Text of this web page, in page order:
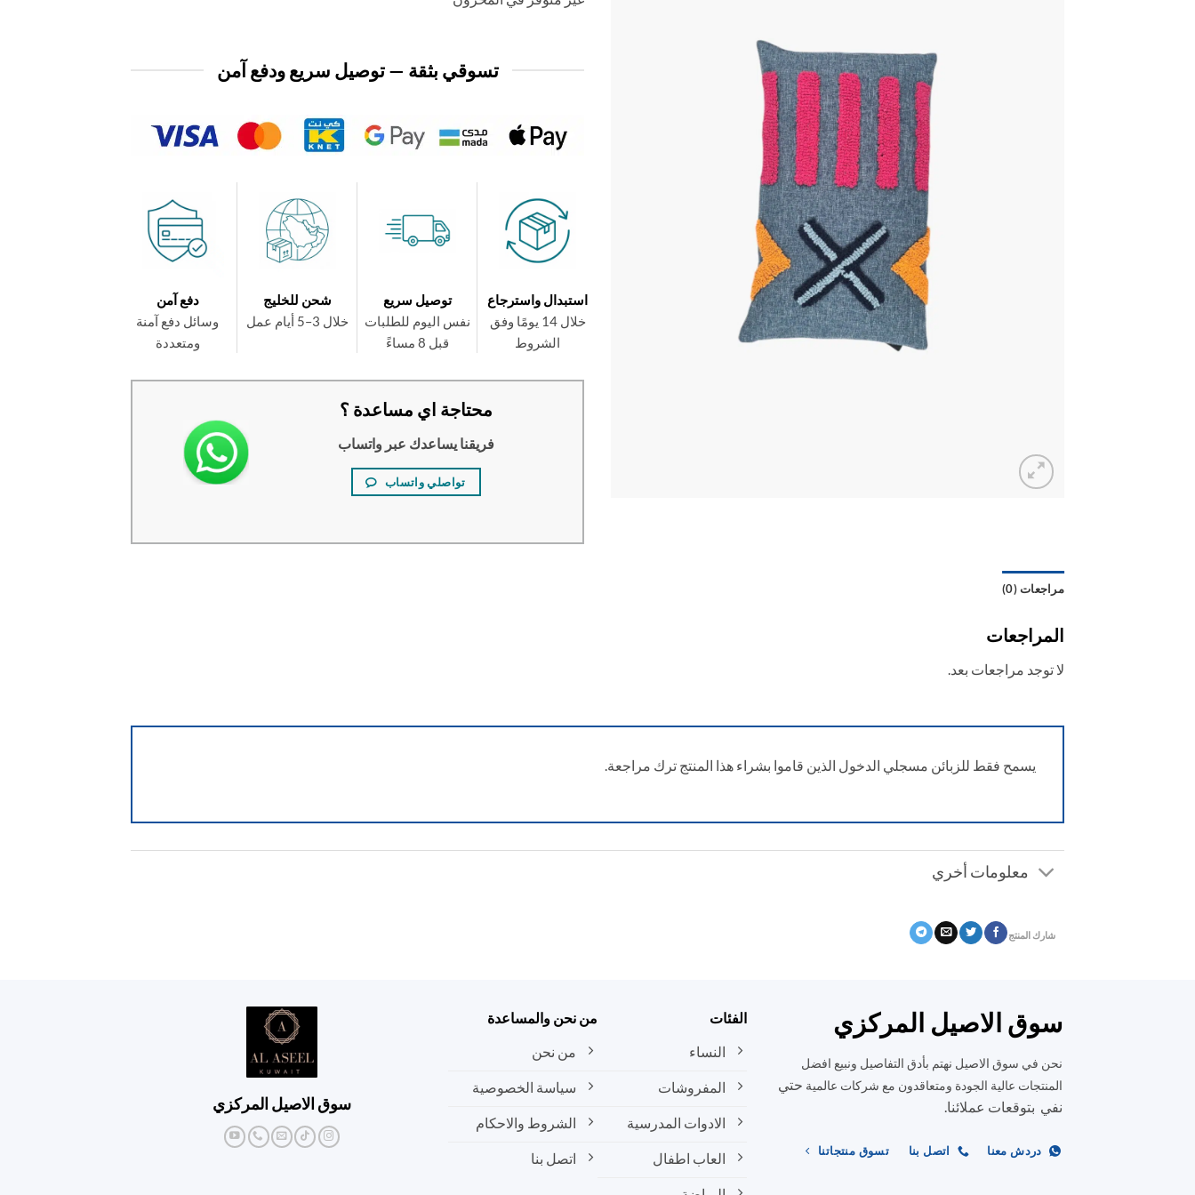
3,950 د.ك.
2,950 د.ك.
تسوقي بثقة — توصيل سريع ودفع آمن
استبدال واسترجاع
خلال 14 يومًا وفق
الشروط
توصيل سريع
نفس اليوم للطلبات
قبل 8 مساءً
شحن للخليج
خلال 3–5 أيام عمل
دفع آمن
وسائل دفع آمنة
ومتعددة
محتاجة اي مساعدة ؟
فريقنا يساعدك عبر واتساب
تواصلي واتساب
مراجعات (0)
المراجعات
لا توجد مراجعات بعد.
يسمح فقط للزبائن مسجلي الدخول الذين قاموا بشراء هذا المنتج ترك مراجعة.
معلومات أخري
شارك المنتج
سوق الاصيل المركزي
نحن في سوق الاصيل نهتم بأدق التفاصيل ونبيع افضل
المنتجات عالية الجودة ومتعاقدون مع شركات عالمية حتي
نفي بتوقعات عملائنا.
دردش معنا اتصل بنا تسوق منتجاتنا
الفئات
النساء
المفروشات
الادوات المدرسية
العاب اطفال
من نحن والمساعدة
من نحن
سياسة الخصوصية
الشروط والاحكام
اتصل بنا
سوق الاصيل المركزي